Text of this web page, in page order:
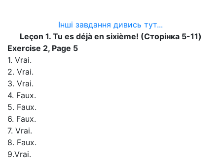
Інші завдання дивись тут...
Leçon 1. Tu es déjà en sixième! (Сторінка 5-11)
Exercise 2, Page 5
1. Vrai.
2. Vrai.
3. Vrai.
4. Faux.
5. Faux.
6. Faux.
7. Vrai.
8. Faux.
9.Vrai.